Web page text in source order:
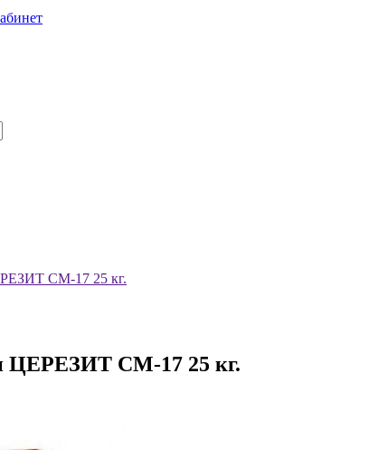
СМ-17 25 кг.
ЦЕРЕЗИТ СМ-17 25 кг.